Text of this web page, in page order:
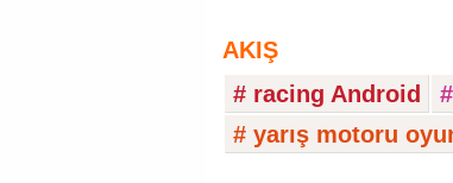
AKIŞ
# racing Android
# yarış motoru